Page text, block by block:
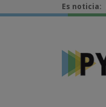
Es noticia: